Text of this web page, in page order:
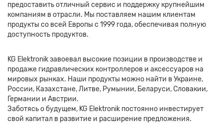
предоставить отличный сервис и поддержку крупнейшим
компаниям в отрасли. Мы поставляем нашим клиентам
продукты со всей Европы с 1999 года, обеспечивая полную
доступность продуктов.
KG Elektronik завоевал высокие позиции в производстве и
продаже гидравлических контроллеров и аксессуаров на
мировых рынках. Наши продукты можно найти в Украине,
России, Казахстане, Литве, Румынии, Беларуси, Словакии,
Германии и Австрии.
Заботясь о будущем, KG Elektronik постоянно инвестирует
свой капитал в развитие и расширение предложения.